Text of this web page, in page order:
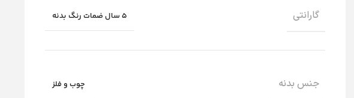
گارانتی 5 سال ضمات رنگ بدنه
جنس بدنه چوب و فلز